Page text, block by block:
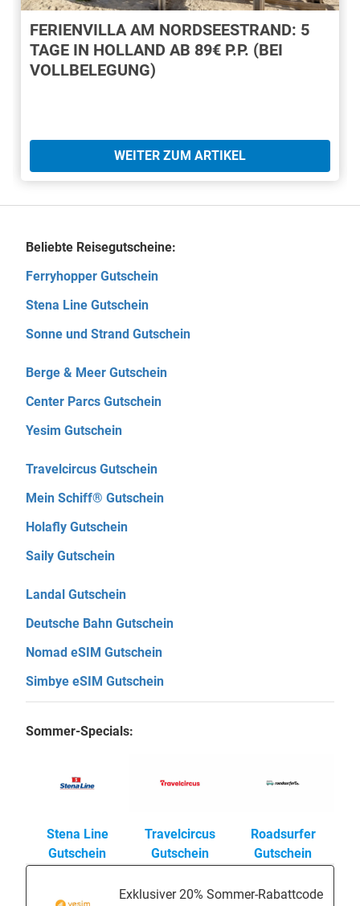
FERIENVILLA AM NORDSEESTRAND: 5
TAGE IN HOLLAND AB 89€ P.P. (BEI
VOLLBELEGUNG)
WEITER ZUM ARTIKEL
Beliebte Reisegutscheine:
Ferryhopper Gutschein
Stena Line Gutschein
Sonne und Strand Gutschein
Berge & Meer Gutschein
Center Parcs Gutschein
Yesim Gutschein
Travelcircus Gutschein
Mein Schiff® Gutschein
Holafly Gutschein
Saily Gutschein
Landal Gutschein
Deutsche Bahn Gutschein
Nomad eSIM Gutschein
Simbye eSIM Gutschein
Sommer-Specials:
Stena Line
Gutschein
Travelcircus
Gutschein
Roadsurfer
Gutschein
Exklusiver 20% Sommer-Rabattcode